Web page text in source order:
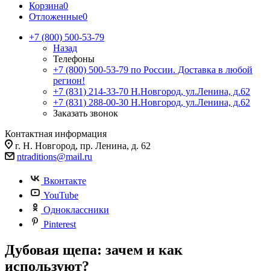
Корзина0
Отложенные0
+7 (800) 500-53-79
Назад
Телефоны
+7 (800) 500-53-79 по России. Доставка в любой
регион!
+7 (831) 214-33-70 Н.Новгород, ул.Ленина, д.62
+7 (831) 288-00-30 Н.Новгород, ул.Ленина, д.62
Заказать звонок
Контактная информация
г. Н. Новгород, пр. Ленина, д. 62
ntraditions@mail.ru
Вконтакте
YouTube
Одноклассники
Pinterest
Дубовая щепа: зачем и как
используют?